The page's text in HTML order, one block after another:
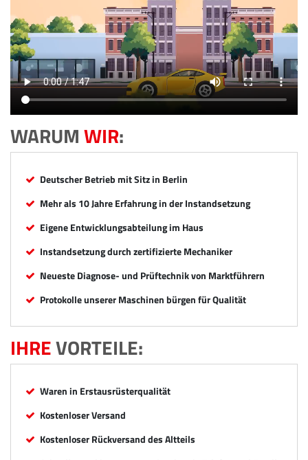
WARUMWIR:
Deutscher Betrieb mit Sitz in Berlin
Mehr als 10 Jahre Erfahrung in der Instandsetzung
Eigene Entwicklungsabteilung im Haus
Instandsetzung durch zertifizierte Mechaniker
Neueste Diagnose- und Prüftechnik von Marktführern
Protokolle unserer Maschinen bürgen für Qualität
IHREVORTEILE:
Waren in Erstausrüsterqualität
Kostenloser Versand
Kostenloser Rückversand des Altteils